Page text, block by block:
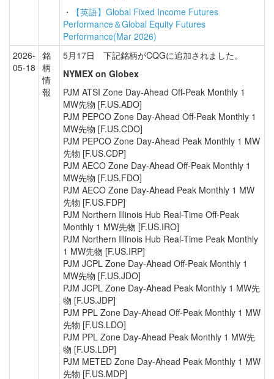
・
【英語】Global Fixed Income Futures
Performance＆Global Equity Futures
Performance(Mar 2026)
2026-
05-18
銘
柄
情
報
5月17日 下記銘柄がCQGに追加されました。
NYMEX on Globex
PJM ATSI Zone Day-Ahead Off-Peak Monthly 1
MW先物 [F.US.ADO]
PJM PEPCO Zone Day-Ahead Off-Peak Monthly 1
MW先物 [F.US.CDO]
PJM PEPCO Zone Day-Ahead Peak Monthly 1 MW
先物 [F.US.CDP]
PJM AECO Zone Day-Ahead Off-Peak Monthly 1
MW先物 [F.US.FDO]
PJM AECO Zone Day-Ahead Peak Monthly 1 MW
先物 [F.US.FDP]
PJM Northern Illinois Hub Real-Time Off-Peak
Monthly 1 MW先物 [F.US.IRO]
PJM Northern Illinois Hub Real-Time Peak Monthly
1 MW先物 [F.US.IRP]
PJM JCPL Zone Day-Ahead Off-Peak Monthly 1
MW先物 [F.US.JDO]
PJM JCPL Zone Day-Ahead Peak Monthly 1 MW先
物 [F.US.JDP]
PJM PPL Zone Day-Ahead Off-Peak Monthly 1 MW
先物 [F.US.LDO]
PJM PPL Zone Day-Ahead Peak Monthly 1 MW先
物 [F.US.LDP]
PJM METED Zone Day-Ahead Peak Monthly 1 MW
先物 [F.US.MDP]